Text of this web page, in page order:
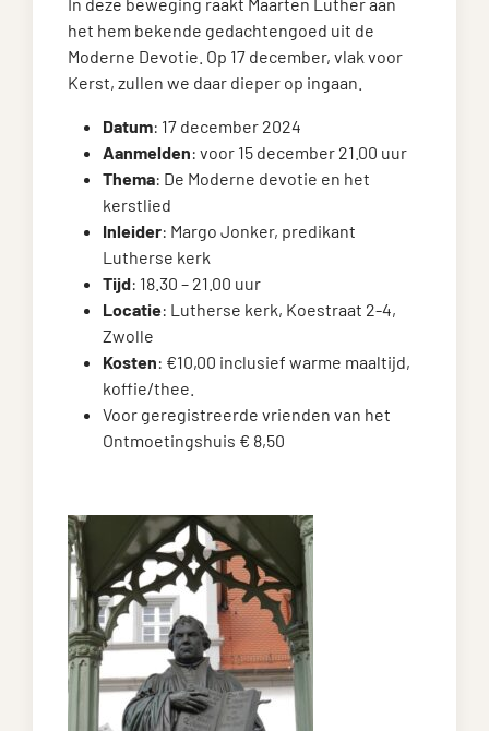
het hem bekende gedachtengoed uit de
Moderne Devotie. Op 17 december, vlak voor
Kerst, zullen we daar dieper op ingaan.
Datum: 17 december 2024
Aanmelden: voor 15 december 21.00 uur
Thema: De Moderne devotie en het
kerstlied
Inleider: Margo Jonker, predikant
Lutherse kerk
Tijd: 18.30 – 21.00 uur
Locatie: Lutherse kerk, Koestraat 2-4,
Zwolle
Kosten: €10,00 inclusief warme maaltijd,
koffie/thee.
Voor geregistreerde vrienden van het
Ontmoetingshuis € 8,50